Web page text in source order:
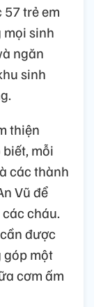
trẻ em
sinh
ngăn
sinh
thiện
mỗi
các thành
Vũ để
cháu.
được
góp một
cơm ấm